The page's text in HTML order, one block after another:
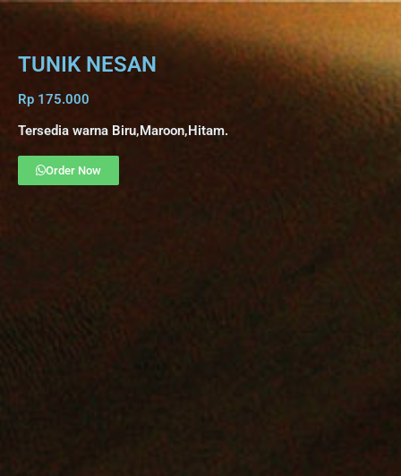
TUNIK NESAN
Rp 175.000
Tersedia warna Biru,Maroon,Hitam.
Order Now